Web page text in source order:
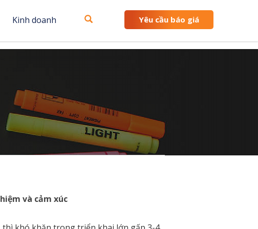
Kinh doanh Yêu cầu báo giá
và cảm xúc